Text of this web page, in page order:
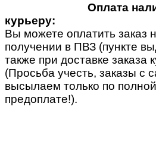
Оплата
курьеру:
Вы можете оплатить заказ
получении в ПВЗ (пункте
также при доставке заказа
(Просьба учесть, заказы с
высылаем только по
предоплате!).